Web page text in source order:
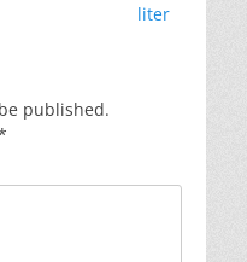
liter
published.